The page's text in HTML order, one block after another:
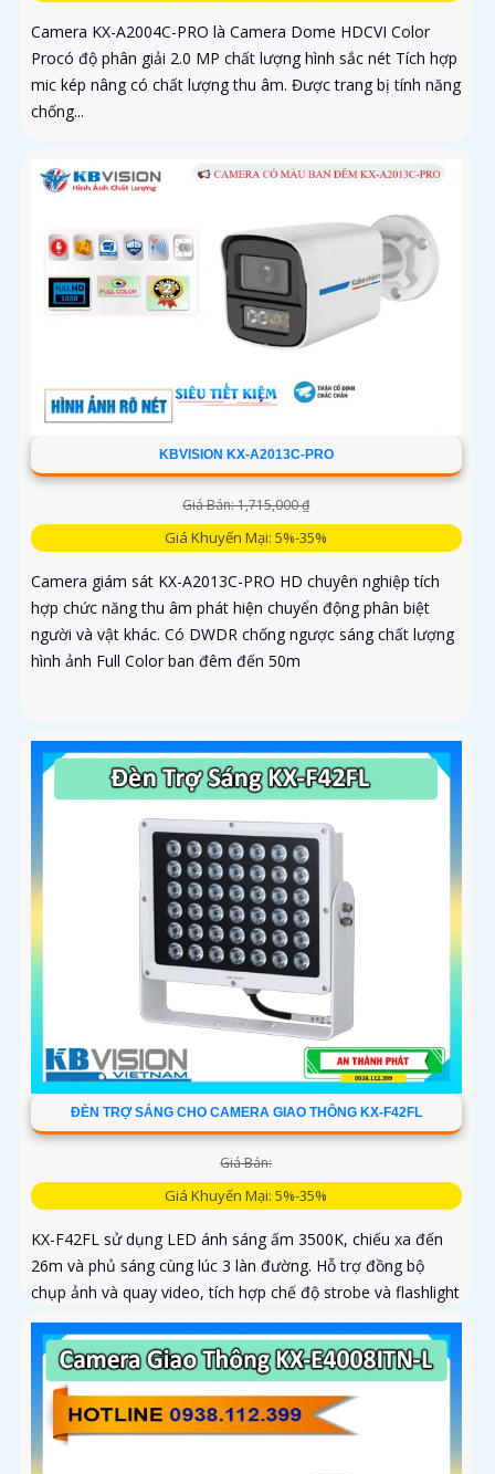
Camera KX-A2004C-PRO là Camera Dome HDCVI Color
Procó độ phân giải 2.0 MP chất lượng hình sắc nét Tích hợp
mic kép nâng có chất lượng thu âm. Được trang bị tính năng
chống...
KBVISION KX-A2013C-PRO
Giá Bán: 1,715,000 ₫
Giá Khuyến Mại: 5%-35%
Camera giám sát KX-A2013C-PRO HD chuyên nghiệp tích
hợp chức năng thu âm phát hiện chuyển động phân biệt
người và vật khác. Có DWDR chống ngược sáng chất lượng
hình ảnh Full Color ban đêm đến 50m
ĐÈN TRỢ SÁNG CHO CAMERA GIAO THÔNG KX-F42FL
Giá Bán:
Giá Khuyến Mại: 5%-35%
KX-F42FL sử dụng LED ánh sáng ấm 3500K, chiếu xa đến
26m và phủ sáng cùng lúc 3 làn đường. Hỗ trợ đồng bộ
chụp ảnh và quay video, tích hợp chế độ strobe và flashlight